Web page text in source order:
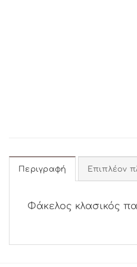
Περιγραφή Επιπλέον
Φάκελος κλασικός